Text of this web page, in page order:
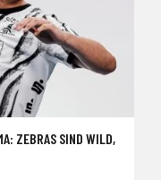
ZEBRAS SIND WILD,